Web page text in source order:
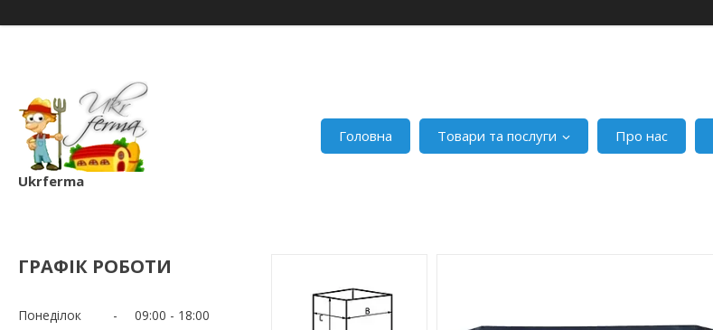
Ukrferma
Головна Товари та послуги Про нас
ГРАФІК РОБОТИ
Понеділок 09:00
18:00